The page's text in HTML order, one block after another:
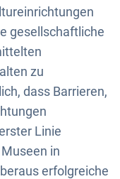
gesellschaftliche
zu
dass Barrieren,
Linie
in
erfolgreiche